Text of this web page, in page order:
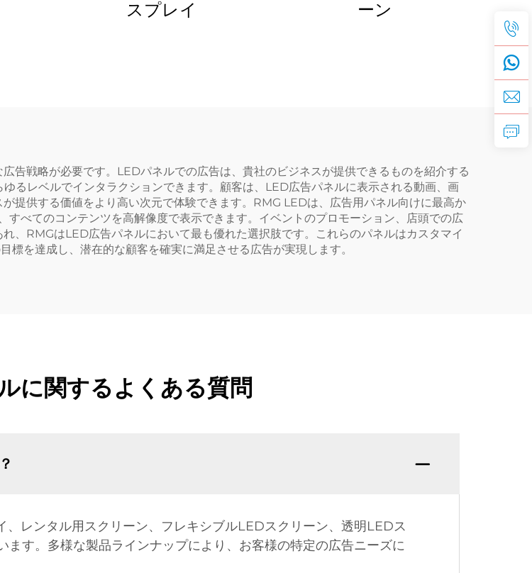
スプレイ
ーン
告戦略が必要です。LEDパネルでの広告は、貴社のビジネスが提供できるものを紹介する
るレベルでインタラクションできます。顧客は、LED広告パネルに表示される動画、画
提供する価値をより高い次元で体験できます。RMG LEDは、広告用パネル向けに最高か
べてのコンテンツを高解像度で表示できます。イベントのプロモーション、店頭での広
、RMGはLED広告パネルにおいて最も優れた選択肢です。これらのパネルはカスタマイ
を達成し、潜在的な顧客を確実に満足させる広告が実現します。
に関するよくある質問
レンタル用スクリーン、フレキシブルLEDスクリーン、透明LEDス
す。多様な製品ラインナップにより、お客様の特定の広告ニーズに